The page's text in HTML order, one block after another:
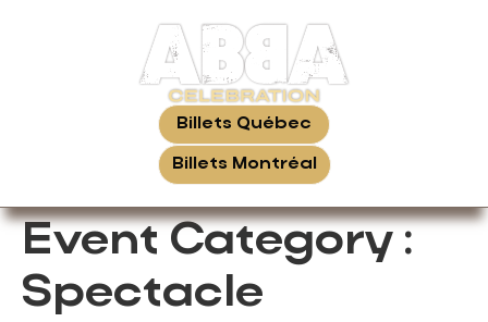
Billets Québec
Billets Montréal
Event Category :
Spectacle